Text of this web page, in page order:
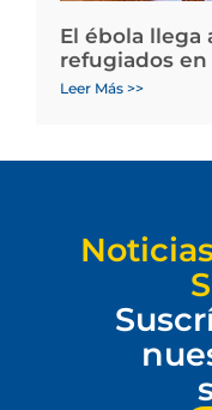
El ébola llega
refugiados en
Leer Más >>